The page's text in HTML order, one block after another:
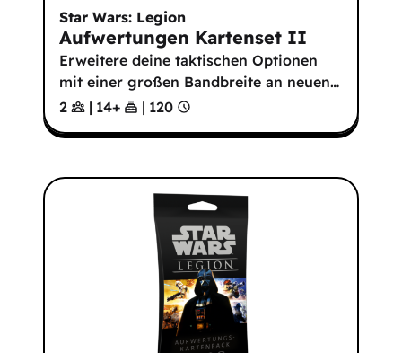
Star Wars: Legion
Aufwertungen Kartenset II
Erweitere deine taktischen Optionen
mit einer großen Bandbreite an neuen…
2
| 14+ | 120